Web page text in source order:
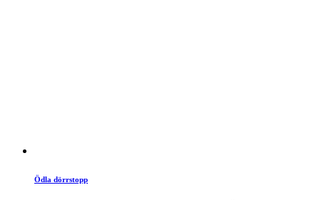
Ödla dörrstopp